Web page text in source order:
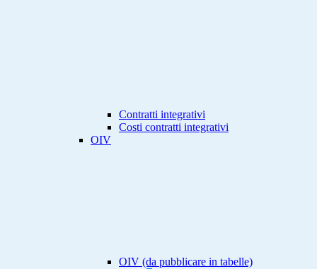
Contratti integrativi
Costi contratti integrativi
OIV
OIV (da pubblicare in tabelle)